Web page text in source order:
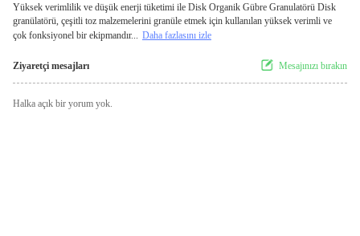
Yüksek verimlilik ve düşük enerji tüketimi ile Disk Organik Gübre Granulatörü Disk
granülatörü, çeşitli toz malzemelerini granüle etmek için kullanılan yüksek verimli ve
çok fonksiyonel bir ekipmandır... Daha fazlasını izle
Ziyaretçi mesajları Mesajınızı bırakın
Halka açık bir yorum yok.